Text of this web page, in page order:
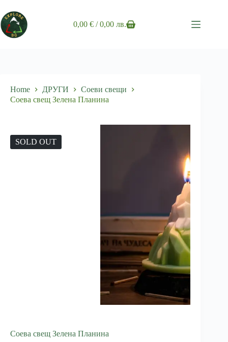
to
content
Shopping
0,00€ / 0,00 лв.
Home ДРУГИ
Соеви свещи
Соева свещ Зелена Планина
SOLD OUT
Соева свещ Зелена Планина